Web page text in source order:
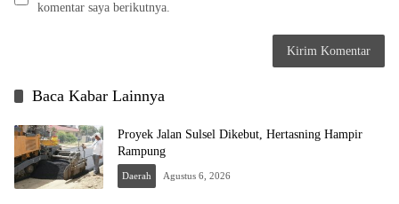
komentar saya berikutnya.
Baca Kabar Lainnya
Proyek Jalan Sulsel Dikebut, Hertasning Hampir
Rampung
Daerah Agustus 6, 2026